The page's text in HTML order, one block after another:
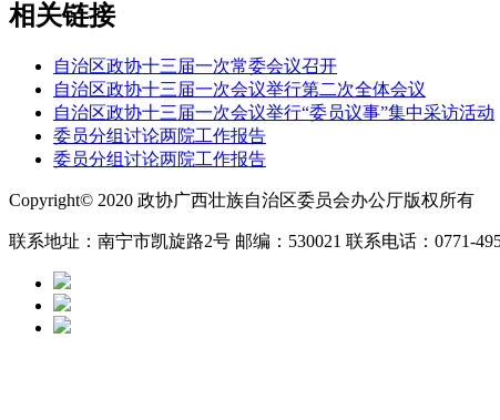
相关链接
自治区政协十三届一次常委会议召开
自治区政协十三届一次会议举行第二次全体会议
自治区政协十三届一次会议举行“委员议事”集中采访活动
委员分组讨论两院工作报告
委员分组讨论两院工作报告
Copyright© 2020 政协广西壮族自治区委员会办公厅版权所有
联系地址：南宁市凯旋路2号 邮编：530021 联系电话：0771-